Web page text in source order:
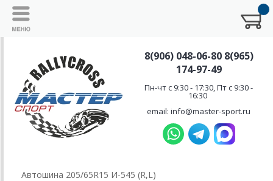
8(906) 048-06-80 8(965)
174-97-49
Пн-чт с 9:30 - 17:30, Пт с 9:30 -
16:30
email: info@master-sport.ru
Автошина 205/65R15 И-545 (R,L)